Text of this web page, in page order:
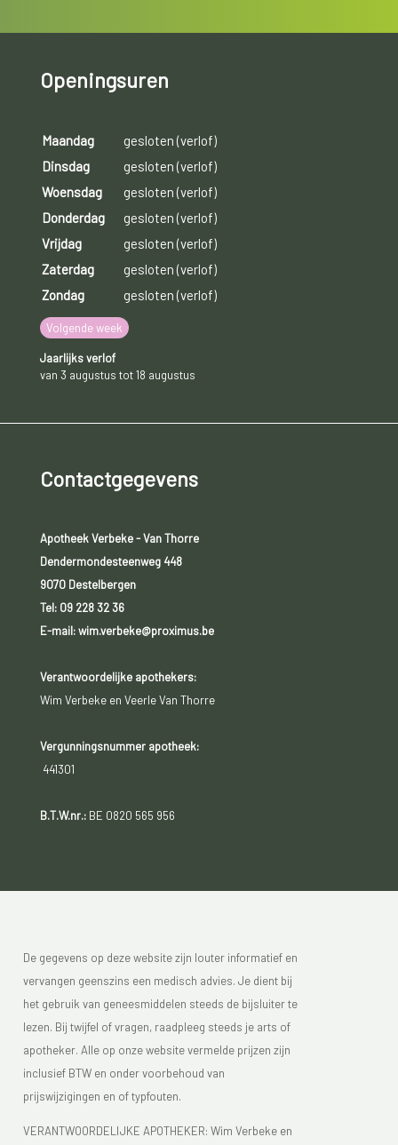
Openingsuren
Maandag
gesloten (verlof)
Dinsdag
gesloten (verlof)
Woensdag
gesloten (verlof)
Donderdag
gesloten (verlof)
Vrijdag
gesloten (verlof)
Zaterdag
gesloten (verlof)
Zondag
gesloten (verlof)
Volgende week
Jaarlijks verlof
van 3 augustus tot 18 augustus
Contactgegevens
Apotheek Verbeke - Van Thorre
Dendermondesteenweg 448
9070 Destelbergen
Tel: 09 228 32 36
E-mail: wim.verbeke@proximus.be
Verantwoordelijke apothekers:
Wim Verbeke en Veerle Van Thorre
Vergunningsnummer apotheek:
441301
B.T.W.nr.:BE 0820 565 956
De gegevens op deze website zijn louter informatief en
vervangen geenszins een medisch advies. Je dient bij
het gebruik van geneesmiddelen steeds de bijsluiter te
lezen. Bij twijfel of vragen, raadpleeg steeds je arts of
apotheker. Alle op onze website vermelde prijzen zijn
inclusief BTW en onder voorbehoud van
prijswijzigingen en of typfouten.
VERANTWOORDELIJKE APOTHEKER: Wim Verbeke en